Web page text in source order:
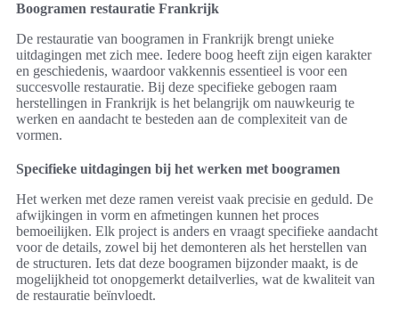
Boogramen restauratie Frankrijk
De restauratie van boogramen in Frankrijk brengt unieke
uitdagingen met zich mee. Iedere boog heeft zijn eigen karakter
en geschiedenis, waardoor vakkennis essentieel is voor een
succesvolle restauratie. Bij deze specifieke gebogen raam
herstellingen in Frankrijk is het belangrijk om nauwkeurig te
werken en aandacht te besteden aan de complexiteit van de
vormen.
Specifieke uitdagingen bij het werken met boogramen
Het werken met deze ramen vereist vaak precisie en geduld. De
afwijkingen in vorm en afmetingen kunnen het proces
bemoeilijken. Elk project is anders en vraagt specifieke aandacht
voor de details, zowel bij het demonteren als het herstellen van
de structuren. Iets dat deze boogramen bijzonder maakt, is de
mogelijkheid tot onopgemerkt detailverlies, wat de kwaliteit van
de restauratie beïnvloedt.